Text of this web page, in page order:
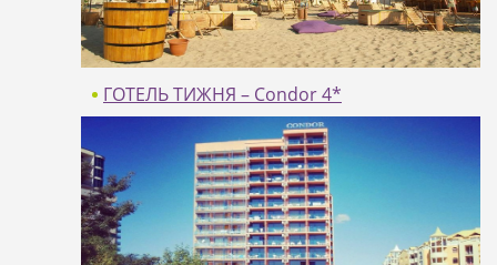
Ціни в онлайні
ГОТЕЛЬ ТИЖНЯ – Condor 4*
Condor 4*